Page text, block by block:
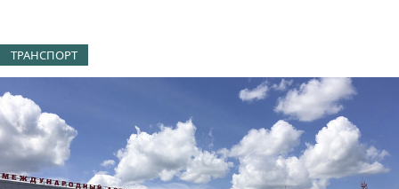
ТРАНСПОРТ